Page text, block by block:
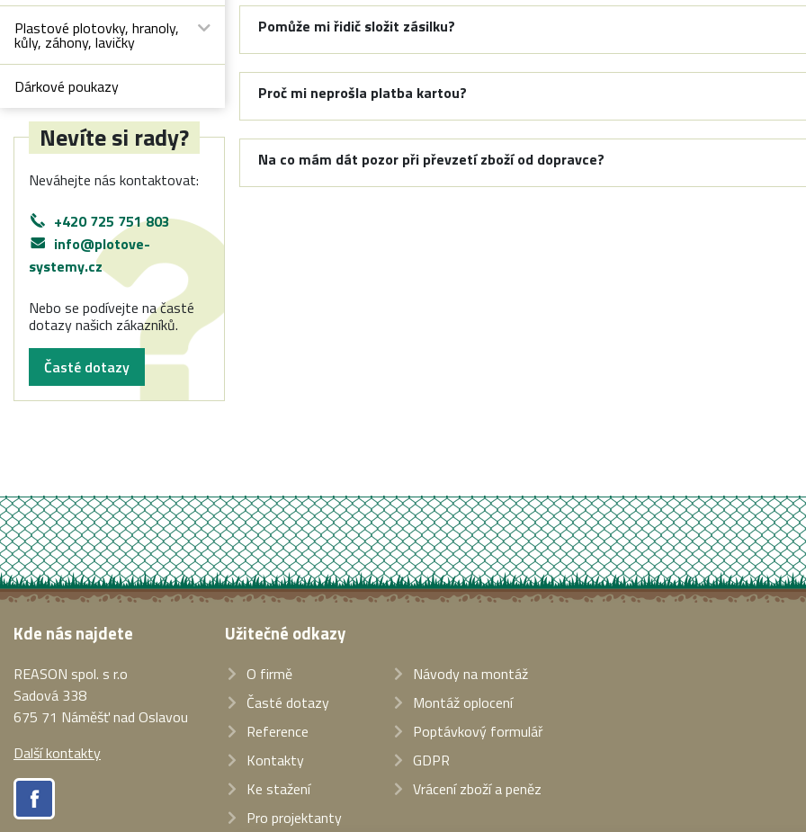
Plastové plotovky, hranoly,
kůly, záhony, lavičky
Dárkové poukazy
Nevíte si rady?
Neváhejte nás kontaktovat:
+420 725 751 803
info@plotove-
systemy.cz
Nebo se podívejte na časté
dotazy našich zákazníků.
Časté dotazy
Pomůže mi řidič složit zásilku?
Proč mi neprošla platba kartou?
Na co mám dát pozor při převzetí zboží od dopravce?
Kde nás najdete
REASON spol. s r.o
Sadová 338
675 71 Náměšť nad Oslavou
Další kontakty
Užitečné odkazy
O firmě
Časté dotazy
Reference
Kontakty
Ke stažení
Pro projektanty
Návody na montáž
Montáž oplocení
Poptávkový formulář
GDPR
Vrácení zboží a peněz